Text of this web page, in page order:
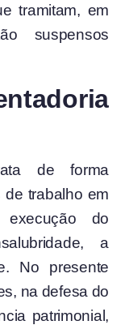
tramitam, em
suspensos
de forma
de trabalho em
do
a
No presente
na defesa do
patrimonial,